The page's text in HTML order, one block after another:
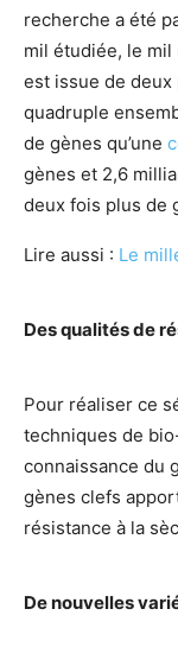
recherche a été
mil étudiée, le mil
est issue de
quadruple
de gènes qu’une
gènes et 2,6
deux fois plus de
Lire aussi : Le
Des qualités de
Pour réaliser ce
techniques de
connaissance du
gènes clefs
résistance à la
De nouvelles